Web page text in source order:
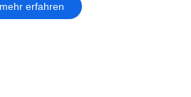
mehr erfahren